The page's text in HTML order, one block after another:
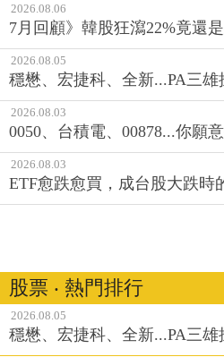
2026.08.06
7月回顧》韓股狂瀉22%竟還
2026.08.05
穩懋、宏捷科、全新...PA三
2026.08.03
0050、台積電、00878...你願
2026.08.03
ETF愈跌愈買，成台股大跌時
股票 ‧ 熱門排行
2026.08.05
穩懋、宏捷科、全新...PA三